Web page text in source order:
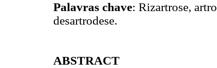
Palavras chave: Rizartrose,
desartrodese.
ABSTRACT